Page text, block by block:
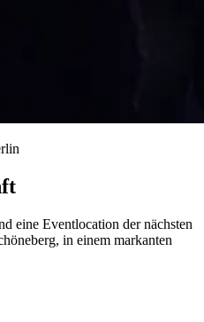
eine Eventlocation der nächsten
in einem markanten